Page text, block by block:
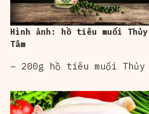
Hình ảnh: hồ tiêu muối Thủy
Tâm
– 200g hồ tiêu muối Thủy